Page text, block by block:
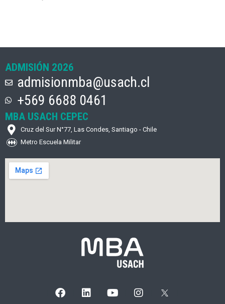
ADMISIÓN 2026
admisionmba@usach.cl
+569 6688 0461
MBA USACH CEPEC
Cruz del Sur N°77, Las Condes, Santiago - Chile
Metro Escuela Militar